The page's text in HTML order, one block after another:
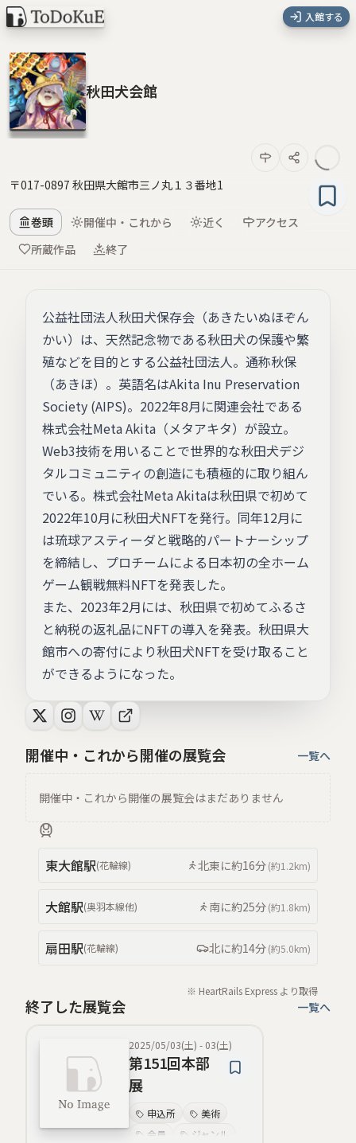
入館する
秋田犬会館
〒017-0897 秋田県大館市三ノ丸１３番地1
巻頭 開催中・これから 近く
アクセス
所蔵作品
終了
公益社団法人秋田犬保存会（あきたいぬほぞん
かい）は、天然記念物である秋田犬の保護や繁
殖などを目的とする公益社団法人。通称秋保
（あきほ）。英語名はAkita Inu Preservation
Society (AIPS)。2022年8月に関連会社である
株式会社Meta Akita（メタアキタ）が設立。
Web3技術を用いることで世界的な秋田犬デジ
タルコミュニティの創造にも積極的に取り組ん
でいる。株式会社Meta Akitaは秋田県で初めて
2022年10月に秋田犬NFTを発行。同年12月に
は琉球アスティーダと戦略的パートナーシップ
を締結し、プロチームによる日本初の全ホーム
ゲーム観戦無料NFTを発表した。
また、2023年2月には、秋田県で初めてふるさ
と納税の返礼品にNFTの導入を発表。秋田県大
館市への寄付により秋田犬NFTを受け取ること
ができるようになった。
開催中・これから開催の展覧会 一覧へ
開催中・これから開催の展覧会はまだありません
東大館駅(花輪線) 北東に約16分(約1.2km)
大館駅(奥羽本線他) 南に約25分(約1.8km)
扇田駅(花輪線) 北に約14分(約5.0km)
※ HeartRails Express より取得
終了した展覧会 一覧へ
2025/05/03(土) - 03(土)
第151回本部
展
申込所
美術
会員
ジャンル